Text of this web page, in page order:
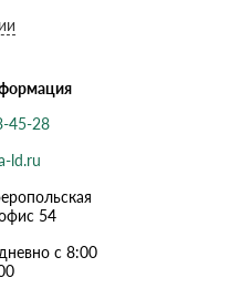
45-28
ld.ru
54
с 8:00